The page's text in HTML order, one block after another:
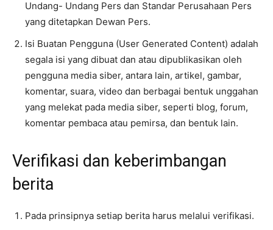
Undang- Undang Pers dan Standar Perusahaan Pers
yang ditetapkan Dewan Pers.
Isi Buatan Pengguna (User Generated Content) adalah
segala isi yang dibuat dan atau dipublikasikan oleh
pengguna media siber, antara lain, artikel, gambar,
komentar, suara, video dan berbagai bentuk unggahan
yang melekat pada media siber, seperti blog, forum,
komentar pembaca atau pemirsa, dan bentuk lain.
Verifikasi dan keberimbangan
berita
Pada prinsipnya setiap berita harus melalui verifikasi.